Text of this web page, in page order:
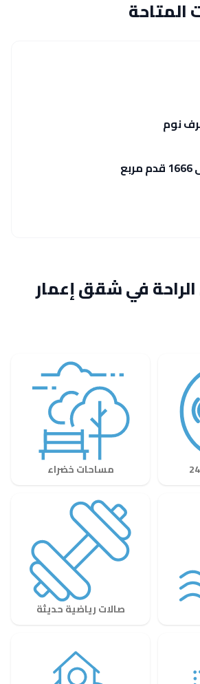
المتاحة
في شقق إعمار
مساحات خضراء
صالات رياضية حديثة